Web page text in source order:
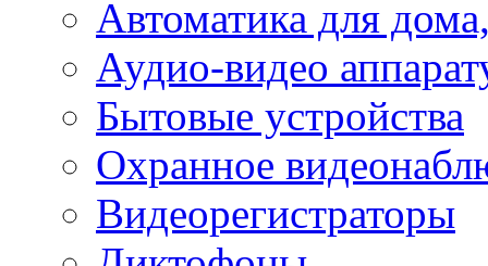
Автоматика для
Аудио-видео
Бытовые устройства
Охранное
Видеорегистраторы